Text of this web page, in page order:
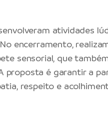
atividades
encerramento,
sensorial, que
proposta é garantir a
respeito e